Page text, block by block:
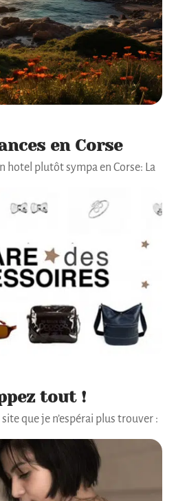
en Corse
hotel plutôt sympa en Corse: La
tout !
que je n’espérai plus trouver :